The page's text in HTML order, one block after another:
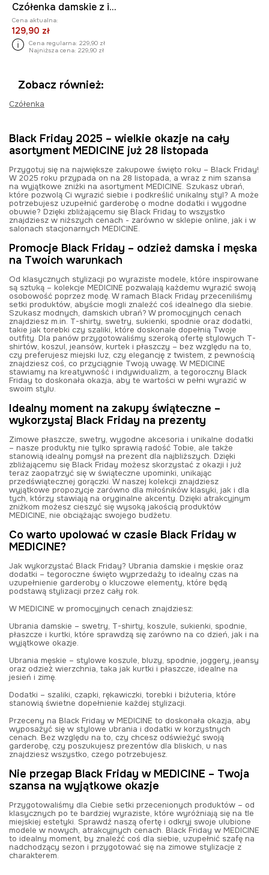
Czółenka damskie z imitacji zamszu
Cena aktualna:
129,90 zł
Cena regularna: 229,90 zł
Najniższa cena: 229,90 zł
Zobacz również:
Czółenka
Black Friday 2025 – wielkie okazje na cały
asortyment MEDICINE już 28 listopada
Przygotuj się na największe zakupowe święto roku – Black Friday!
W 2025 roku przypada on na 28 listopada, a wraz z nim szansa
na wyjątkowe zniżki na asortyment MEDICINE. Szukasz ubrań,
które pozwolą Ci wyrazić siebie i podkreślić unikalny styl? A może
potrzebujesz uzupełnić garderobę o modne dodatki i wygodne
obuwie? Dzięki zbliżającemu się Black Friday to wszystko
znajdziesz w niższych cenach - zarówno w sklepie online, jak i w
salonach stacjonarnych MEDICINE.
Promocje Black Friday – odzież damska i męska
na Twoich warunkach
Od klasycznych stylizacji po wyraziste modele, które inspirowane
są sztuką – kolekcje MEDICINE pozwalają każdemu wyrazić swoją
osobowość poprzez modę. W ramach Black Friday przeceniliśmy
setki produktów, abyście mogli znaleźć coś idealnego dla siebie.
Szukasz modnych, damskich ubrań? W promocyjnych cenach
znajdziesz m.in. T-shirty, swetry, sukienki, spodnie oraz dodatki,
takie jak torebki czy szaliki, które doskonale dopełnią Twoje
outfity. Dla panów przygotowaliśmy szeroką ofertę stylowych T-
shirtów, koszul, jeansów, kurtek i płaszczy – bez względu na to,
czy preferujesz miejski luz, czy elegancję z twistem, z pewnością
znajdziesz coś, co przyciągnie Twoją uwagę. W MEDICINE
stawiamy na kreatywność i indywidualizm, a tegoroczny Black
Friday to doskonała okazja, aby te wartości w pełni wyrazić w
swoim stylu.
Idealny moment na zakupy świąteczne –
wykorzystaj Black Friday na prezenty
Zimowe płaszcze, swetry, wygodne akcesoria i unikalne dodatki
– nasze produkty nie tylko sprawią radość Tobie, ale także
stanowią idealny pomysł na prezent dla najbliższych. Dzięki
zbliżającemu się Black Friday możesz skorzystać z okazji i już
teraz zaopatrzyć się w świąteczne upominki, unikając
przedświątecznej gorączki. W naszej kolekcji znajdziesz
wyjątkowe propozycje zarówno dla miłośników klasyki, jak i dla
tych, którzy stawiają na oryginalne akcenty. Dzięki atrakcyjnym
zniżkom możesz cieszyć się wysoką jakością produktów
MEDICINE, nie obciążając swojego budżetu.
Co warto upolować w czasie Black Friday w
MEDICINE?
Jak wykorzystać Black Friday? Ubrania damskie i męskie oraz
dodatki – tegoroczne święto wyprzedaży to idealny czas na
uzupełnienie garderoby o kluczowe elementy, które będą
podstawą stylizacji przez cały rok.
W MEDICINE w promocyjnych cenach znajdziesz:
Ubrania damskie – swetry, T-shirty, koszule, sukienki, spodnie,
płaszcze i kurtki, które sprawdzą się zarówno na co dzień, jak i na
wyjątkowe okazje.
Ubrania męskie – stylowe koszule, bluzy, spodnie, joggery, jeansy
oraz odzież wierzchnia, taka jak kurtki i płaszcze, idealne na
jesień i zimę.
Dodatki – szaliki, czapki, rękawiczki, torebki i biżuteria, które
stanowią świetne dopełnienie każdej stylizacji.
Przeceny na Black Friday w MEDICINE to doskonała okazja, aby
wyposażyć się w stylowe ubrania i dodatki w korzystnych
cenach. Bez względu na to, czy chcesz odświeżyć swoją
garderobę, czy poszukujesz prezentów dla bliskich, u nas
znajdziesz wszystko, czego potrzebujesz.
Nie przegap Black Friday w MEDICINE – Twoja
szansa na wyjątkowe okazje
Przygotowaliśmy dla Ciebie setki przecenionych produktów – od
klasycznych po te bardziej wyraziste, które wyróżniają się na tle
miejskiej estetyki. Sprawdź naszą ofertę i odkryj swoje ulubione
modele w nowych, atrakcyjnych cenach. Black Friday w MEDICINE
to idealny moment, by znaleźć coś dla siebie, uzupełnić szafę na
nadchodzący sezon i przygotować się na zimowe stylizacje z
charakterem.